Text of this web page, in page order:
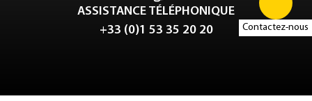
Contactez-nous
ASSISTANCE TÉLÉPHONIQUE
+33 (0)1 53 35 20 20